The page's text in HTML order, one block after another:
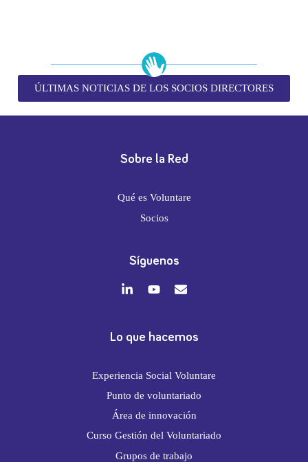
ÚLTIMAS NOTICIAS DE LOS SOCIOS DIRECTORES
Sobre la Red
Qué es Voluntare
Socios
Síguenos
Lo que hacemos
Experiencia Social Voluntare
Punto de voluntariado
Área de innovación
Curso Gestión del Voluntariado
Grupos de trabajo